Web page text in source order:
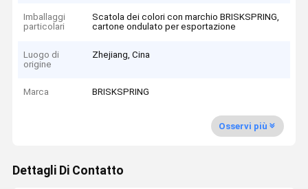
Imballaggi
particolari
Scatola dei colori con marchio BRISKSPRING,
cartone ondulato per esportazione
Luogo di
origine
Zhejiang, Cina
Marca BRISKSPRING
Osservi più
Dettagli Di Contatto